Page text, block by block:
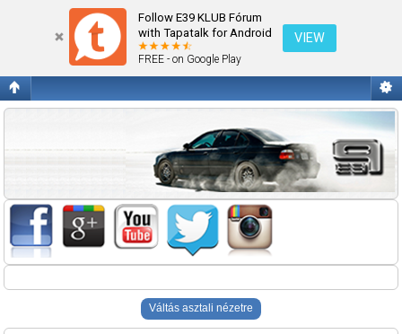
Follow E39 KLUB Fórum
with Tapatalk for Android
FREE - on Google Play
VIEW
Belépés
Váltás asztali nézetre